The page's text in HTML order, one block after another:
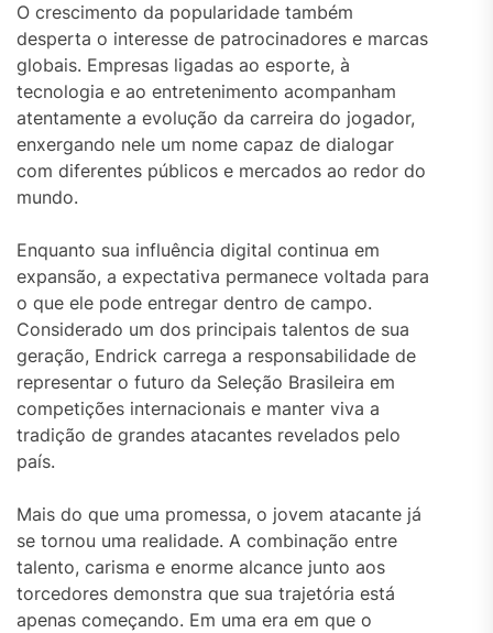
O crescimento da popularidade também
desperta o interesse de patrocinadores e marcas
globais. Empresas ligadas ao esporte, à
tecnologia e ao entretenimento acompanham
atentamente a evolução da carreira do jogador,
enxergando nele um nome capaz de dialogar
com diferentes públicos e mercados ao redor do
mundo.
Enquanto sua influência digital continua em
expansão, a expectativa permanece voltada para
o que ele pode entregar dentro de campo.
Considerado um dos principais talentos de sua
geração, Endrick carrega a responsabilidade de
representar o futuro da Seleção Brasileira em
competições internacionais e manter viva a
tradição de grandes atacantes revelados pelo
país.
Mais do que uma promessa, o jovem atacante já
se tornou uma realidade. A combinação entre
talento, carisma e enorme alcance junto aos
torcedores demonstra que sua trajetória está
apenas começando. Em uma era em que o